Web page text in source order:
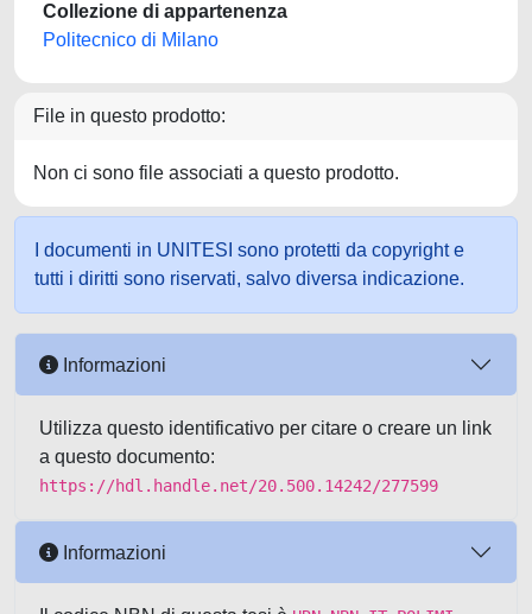
Collezione di appartenenza
Politecnico di Milano
File in questo prodotto:
Non ci sono file associati a questo prodotto.
I documenti in UNITESI sono protetti da copyright e
tutti i diritti sono riservati, salvo diversa indicazione.
Informazioni
Utilizza questo identificativo per citare o creare un link
a questo documento:
https://hdl.handle.net/20.500.14242/277599
Informazioni